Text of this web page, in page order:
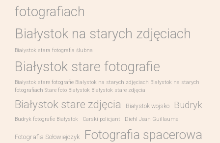
fotografiach
Białystok na starych zdjęciach
Białystok stara fotografia ślubna
Białystok stare fotografie
Białystok stare fotografie Białystok na starych zdjęciach Białystok na starych
fotografiach Stare foto Białystok Białystok stare zdjęcia
Białystok stare zdjęcia Białystok wojsko Budryk
Budryk fotografie Białystok Carski policjant Diehl Jean Guillaume
Fotografia Sołowiejczyk Fotografia spacerowa